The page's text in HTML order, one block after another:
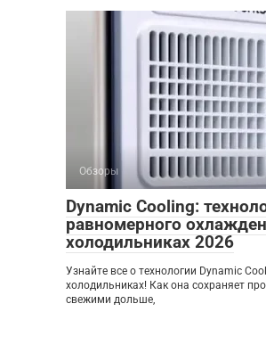
Обзоры
Dynamic Cooling:
равномерного
холодильниках 2026
Узнайте все о технологии Dynamic
холодильниках! Как она сохраняет
свежими дольше,